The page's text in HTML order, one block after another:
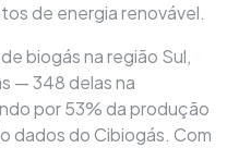
de energia renovável.
biogás na região Sul,
— 348 delas na
por 53% da produção
dados do Cibiogás. Com